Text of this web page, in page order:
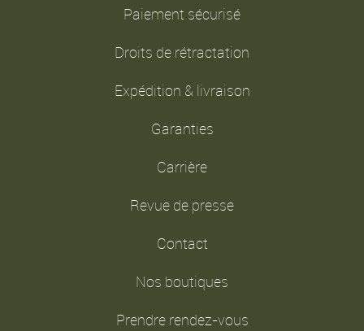
Paiement sécurisé
Droits de rétractation
Expédition & livraison
Garanties
Carrière
Revue de presse
Contact
Nos boutiques
Prendre rendez-vous